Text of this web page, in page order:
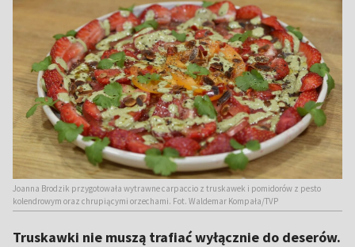
Joanna Brodzik przygotowała wytrawne carpaccio z truskawek i pomidorów z pesto
kolendrowym oraz chrupiącymi orzechami. Fot. Waldemar Kompała/TVP
Truskawki nie muszą trafiać wyłącznie do deserów.